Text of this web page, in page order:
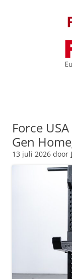
Force
Gen
13 juli 2026 door